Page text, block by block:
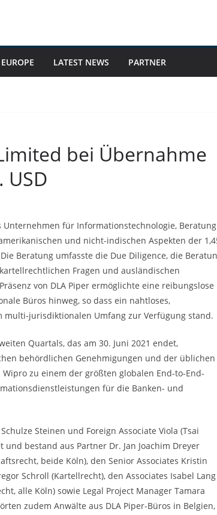
LATEST NEWS PARTNER
bei Übernahme
für Informationstechnologie, Beratung
und nicht-indischen Aspekten der
Beratung umfasste die Due Diligence, die
Fragen und ausländischen
von DLA Piper ermöglichte eine reibungslose
Büros hinweg, so dass ein nahtloses,
jurisdiktionalen Umfang zur Verfügung stand.
Quartals, das am 30. Juni 2021 endet,
behördlichen Genehmigungen und der üblichen
zu einem der größten globalen End-to-End-
für die Banken- und
Steinen und Foreign Associate Viola (Tsai
bestand aus Partner Dr. Jan Joachim Dreyer
beide Köln), den Senior Associates Kristin
Schroll (Kartellrecht), den Associates Isabel Lang
alle Köln) sowie Legal Project Manager Tamara
zudem Anwälte aus DLA Piper-Büros in Belgien,